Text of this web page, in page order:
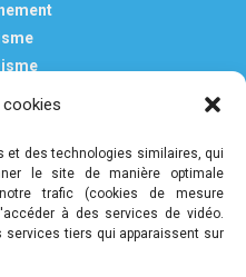
cookies
et des technologies similaires, qui
le site de manière optimale
trafic (cookies de mesure
à des services de vidéo.
tiers qui apparaissent sur
légales
protection des données